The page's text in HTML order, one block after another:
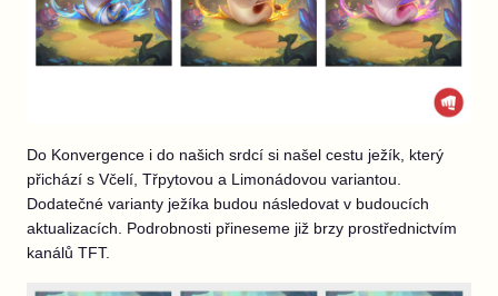
Do Konvergence i do našich srdcí si našel cestu ježík, který
přichází s Včelí, Třpytovou a Limonádovou variantou.
Dodatečné varianty ježíka budou následovat v budoucích
aktualizacích. Podrobnosti přineseme již brzy prostřednictvím
kanálů TFT.